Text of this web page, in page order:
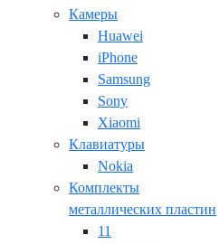
Камеры
Huawei
iPhone
Samsung
Sony
Xiaomi
Клавиатуры
Nokia
Комплекты
металлических пластин
11